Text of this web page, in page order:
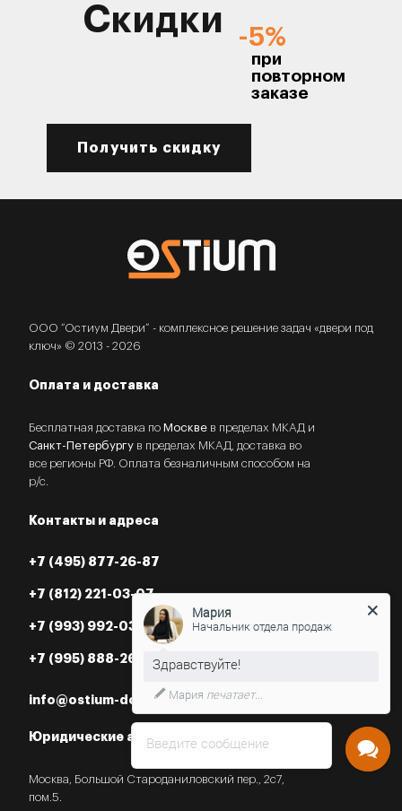
Скидки -5%
при
повторном
заказе
Получить скидку
ООО “Остиум Двери” - комплексное решение задач «двери под
ключ» © 2013 - 2026
Оплата и доставка
Бесплатная доставка по Москве в пределах МКАД и
Санкт-Петербургу в пределах МКАД, доставка во
все регионы РФ. Оплата безналичным способом на
р/с.
Контакты и адреса
+7 (495) 877-26-87
+7 (812) 221-03-07
+7 (993) 992-03-07
+7 (995) 888-26-87
info@ostium-doors.ru
Юридические адреса в РФ
Москва, Большой Староданиловский пер., 2с7,
пом.5.
Введите сообщение
Мария
Начальник отдела продаж
Здравствуйте!
Мария печатает...